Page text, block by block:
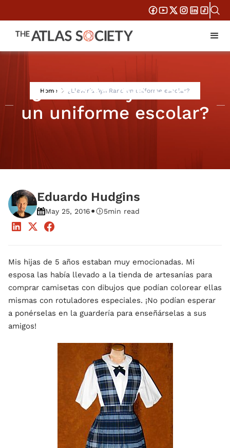
Home ¿Llevaría Ayn Rand un uniforme escolar?
¿Llevaría Ayn Rand
un uniforme escolar?
Eduardo Hudgins
May 25, 2016• 5min read
Mis hijas de 5 años estaban muy emocionadas. Mi
esposa las había llevado a la tienda de artesanías para
comprar camisetas con dibujos que podían colorear ellas
mismas con rotuladores especiales. ¡No podían esperar
a ponérselas en la guardería para enseñárselas a sus
amigos!